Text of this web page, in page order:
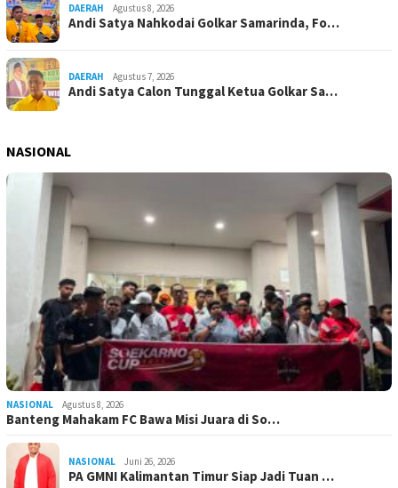
DAERAH Agustus 8, 2026
Andi Satya Nahkodai Golkar Samarinda, Fo…
DAERAH Agustus 7, 2026
Andi Satya Calon Tunggal Ketua Golkar Sa…
NASIONAL
NASIONAL Agustus 8, 2026
Banteng Mahakam FC Bawa Misi Juara di So…
NASIONAL Juni 26, 2026
PA GMNI Kalimantan Timur Siap Jadi Tuan …